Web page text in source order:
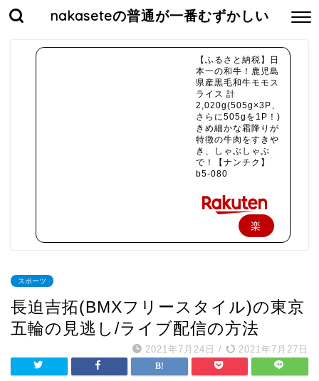
nakaseteの普通が一番むずかしい
【ふるさと納税】日
本一の和牛！鹿児島
県産黒毛和牛モモス
ライス 計
2,020g(505g×3P、
さらに505gを1P！)
きめ細かな霜降りが
特徴の牛肉をすきや
き、しゃぶしゃぶ
で！【ナンチク】
b5-080
楽
入
スポーツ
長迫吉拓(BMXフリースタイル)の東京
五輪の見逃し/ライブ配信の方法
2021年7月24日 / 2021年7月27日